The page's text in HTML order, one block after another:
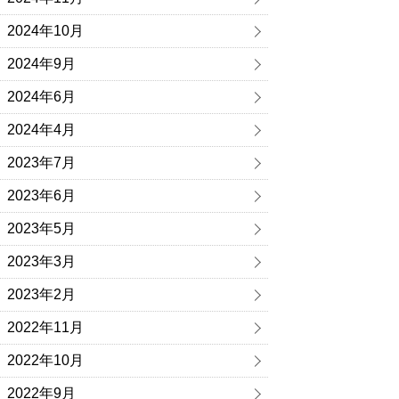
2024年10月
2024年9月
2024年6月
2024年4月
2023年7月
2023年6月
2023年5月
2023年3月
2023年2月
2022年11月
2022年10月
2022年9月